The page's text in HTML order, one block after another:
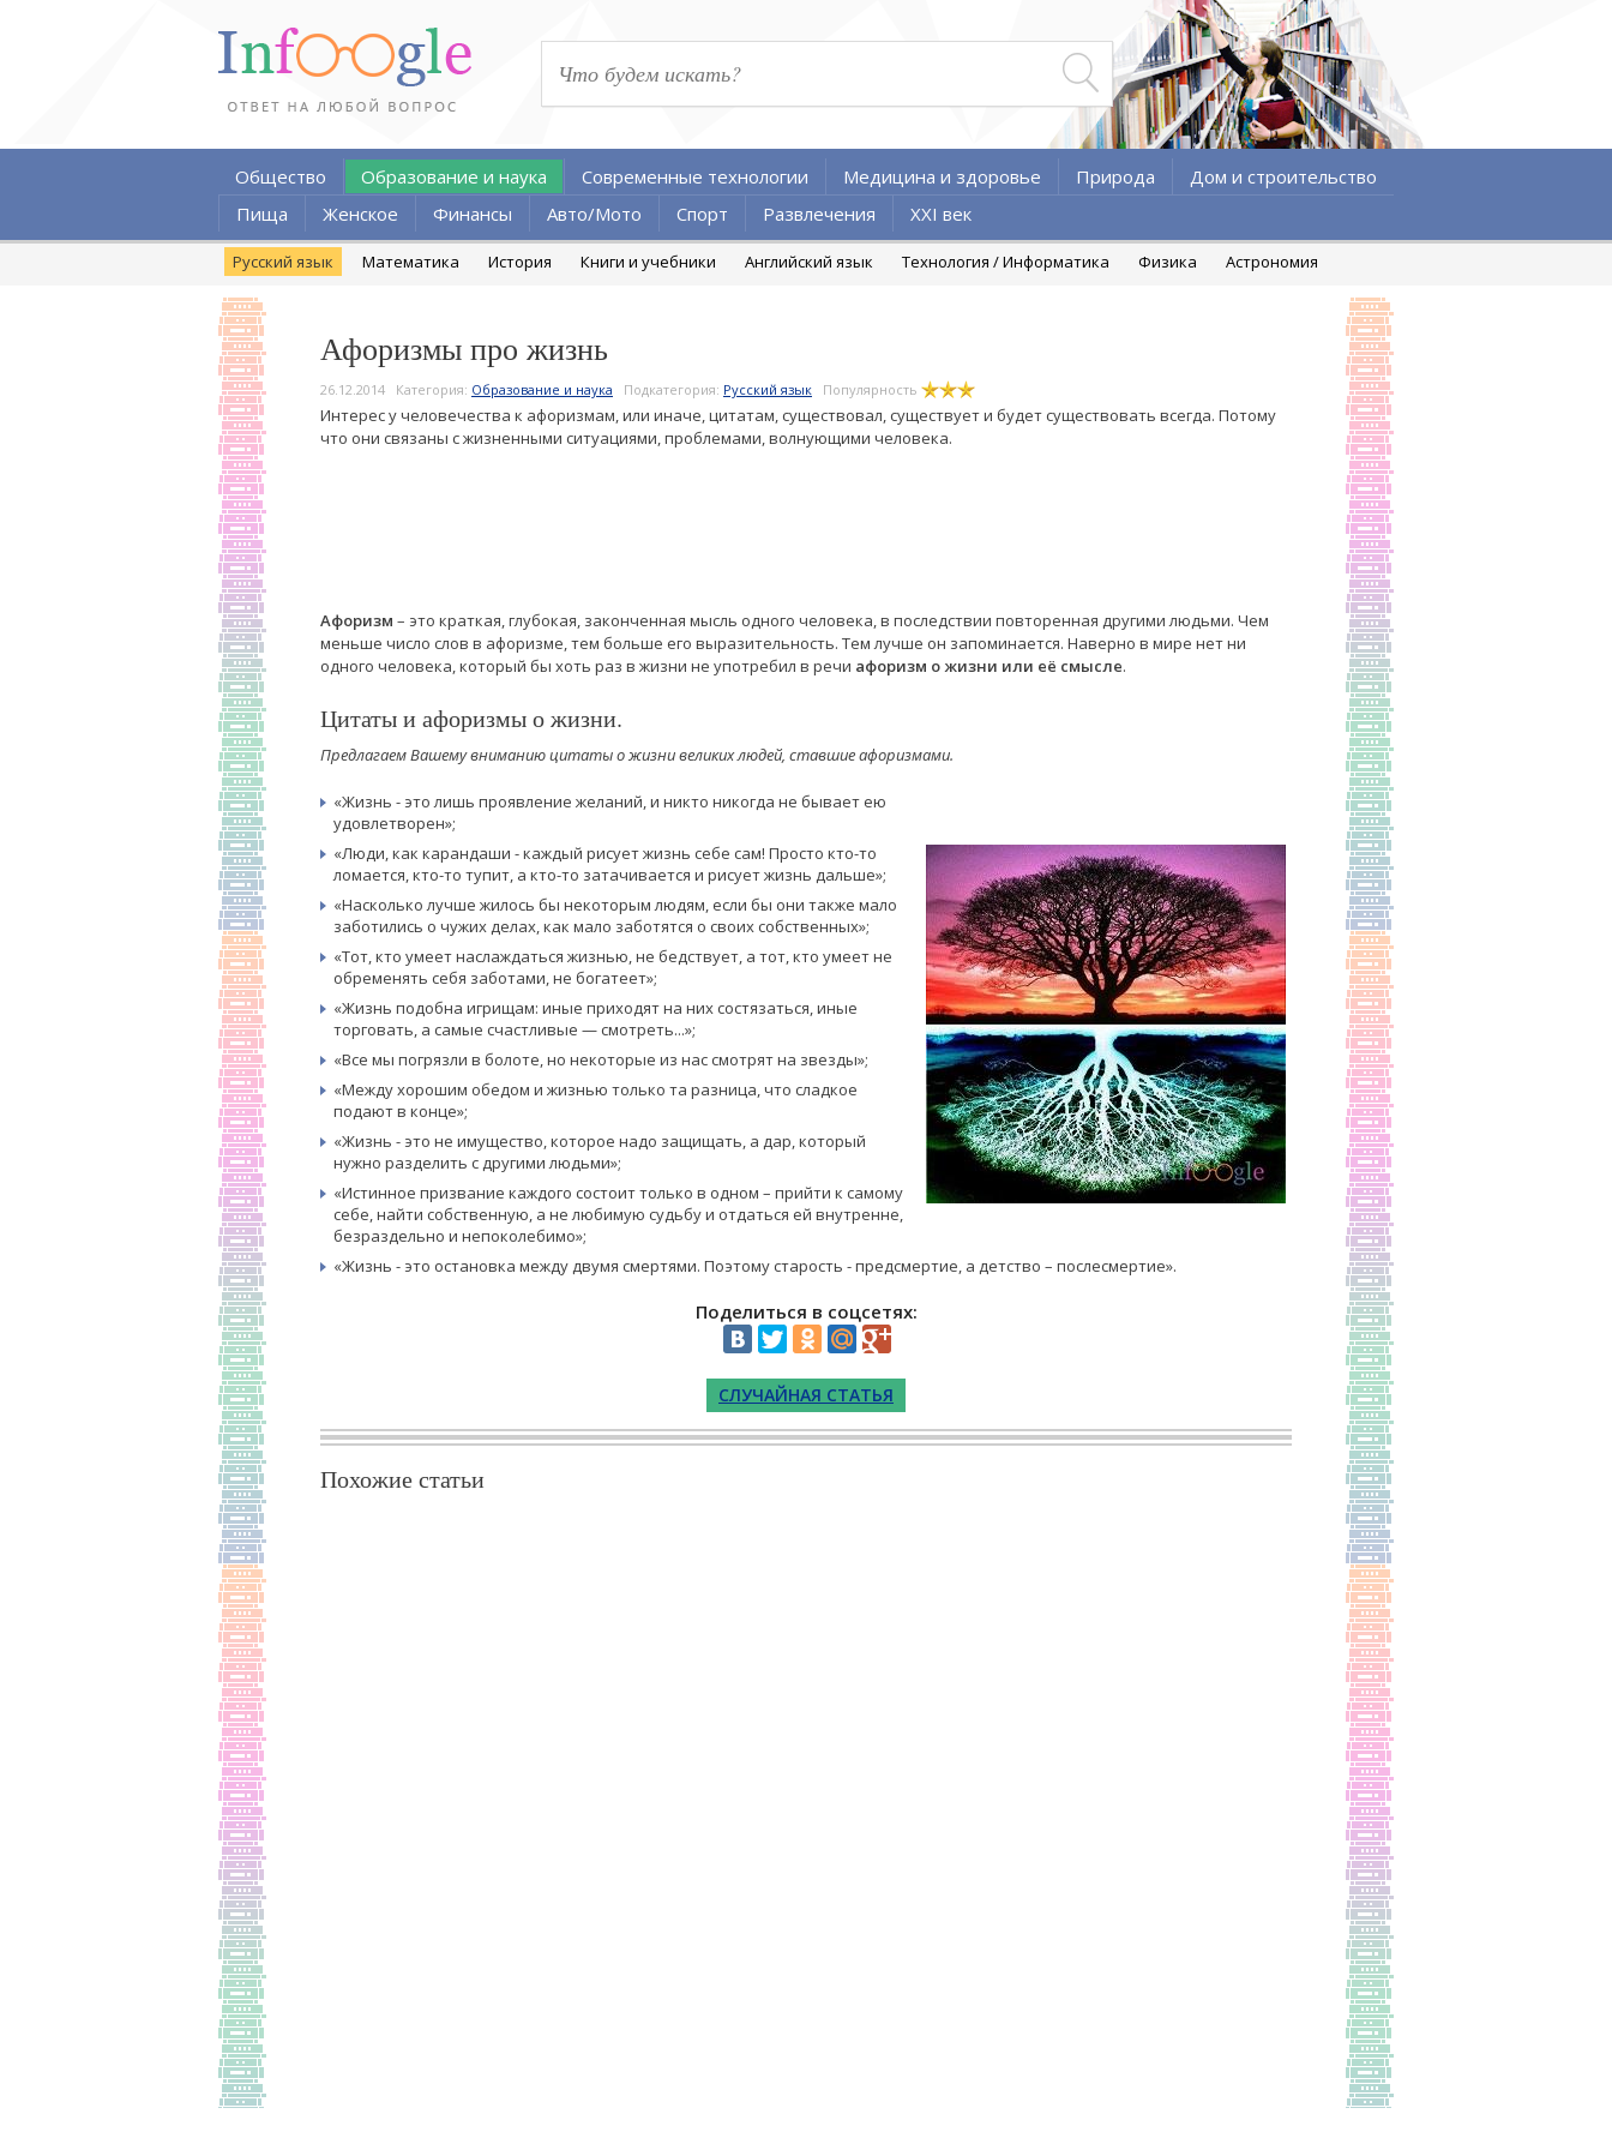
Общество Образование и наука Современные технологии Медицина и здоровье Природа
Дом и строительство
Пища
Женское Финансы Авто/Мото Спорт Развлечения XXI век
Русский язык Математика История Книги и учебники Английский язык Технология / Информатика Физика Астрономия
Афоризмы про жизнь
26.12.2014 Категория: Образование и наука Подкатегория: Русский язык Популярность
Интерес у человечества к афоризмам, или иначе, цитатам, существовал, существует и будет существовать всегда. Потому
что они связаны с жизненными ситуациями, проблемами, волнующими человека.
Афоризм – это краткая, глубокая, законченная мысль одного человека, в последствии повторенная другими людьми. Чем
меньше число слов в афоризме, тем больше его выразительность. Тем лучше он запоминается. Наверно в мире нет ни
одного человека, который бы хоть раз в жизни не употребил в речи афоризм о жизни или её смысле.
Цитаты и афоризмы о жизни.
Предлагаем Вашему вниманию цитаты о жизни великих людей, ставшие афоризмами.
«Жизнь - это лишь проявление желаний, и никто никогда не бывает ею
удовлетворен»;
«Люди, как карандаши - каждый рисует жизнь себе сам! Просто кто-то
ломается, кто-то тупит, а кто-то затачивается и рисует жизнь дальше»;
«Насколько лучше жилось бы некоторым людям, если бы они также мало
заботились о чужих делах, как мало заботятся о своих собственных»;
«Тот, кто умеет наслаждаться жизнью, не бедствует, а тот, кто умеет не
обременять себя заботами, не богатеет»;
«Жизнь подобна игрищам: иные приходят на них состязаться, иные
торговать, а самые счастливые — смотреть...»;
«Все мы погрязли в болоте, но некоторые из нас смотрят на звезды»;
«Между хорошим обедом и жизнью только та разница, что сладкое
подают в конце»;
«Жизнь - это не имущество, которое надо защищать, а дар, который
нужно разделить с другими людьми»;
«Истинное призвание каждого состоит только в одном – прийти к самому
себе, найти собственную, а не любимую судьбу и отдаться ей внутренне,
безраздельно и непоколебимо»;
«Жизнь - это остановка между двумя смертями. Поэтому старость - предсмертие, а детство – послесмертие».
Поделиться в соцсетях:
СЛУЧАЙНАЯ СТАТЬЯ
Похожие статьи